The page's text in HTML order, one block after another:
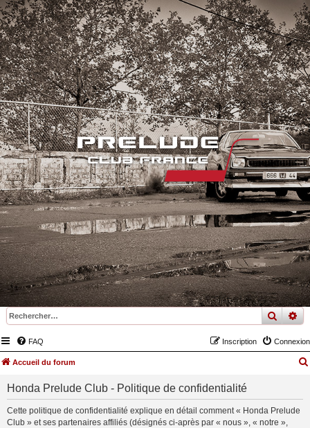
FAQ Connexion
Inscription
Accueil du forum
Honda Prelude Club - Politique de confidentialité
Cette politique de confidentialité explique en détail comment « Honda Prelude
Club » et ses partenaires affiliés (désignés ci-après par « nous », « notre »,